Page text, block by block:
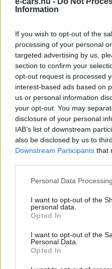
Information
If you wish to opt-out of the
processing of your personal
targeted advertising by us,
section to confirm your
opt-out request is processed
interest-based ads based on
us or personal information
your opt-out. You may
disclosure of your personal
IAB’s list of downstream
also be disclosed by us to
Downstream Participants that
Personal Data
I want to opt-out of the
personal data.
Opted In
I want to opt-out of the
Personal Data.
Opted In
Volkswagen teszt
„Das” elektromos
Golf videóteszt
Eriqo - 2019-04-29
Volkswagen ID.5
elegáns coupe